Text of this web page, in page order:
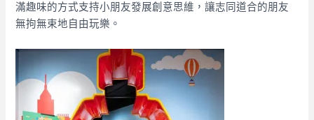
滿趣味的方式支持小朋友發展創意思維，讓志同道合的朋友
無拘無束地自由玩樂。